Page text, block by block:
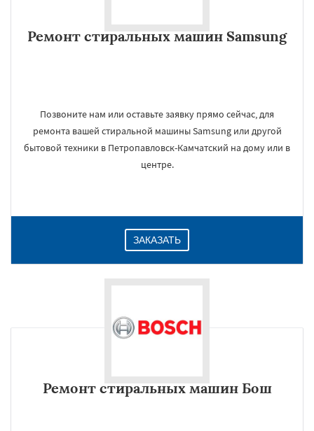
Ремонт стиральных машин Samsung
Позвоните нам или оставьте заявку прямо сейчас, для
ремонта вашей стиральной машины Samsung или другой
бытовой техники в Петропавловск-Камчатский на дому или в
центре.
ЗАКАЗАТЬ
Ремонт стиральных машин Бош